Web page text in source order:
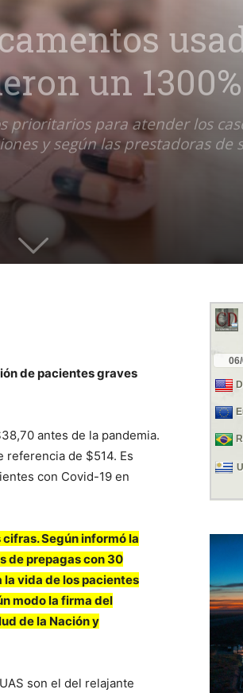
un 1300%
prioritarios para atender los
y según las prestadoras de
de pacientes graves
antes de la pandemia.
de $514. Es
con Covid-19 en
Según informó la
de prepagas con 30
vida de los pacientes
modo la firma del
de la Nación y
son el del relajante